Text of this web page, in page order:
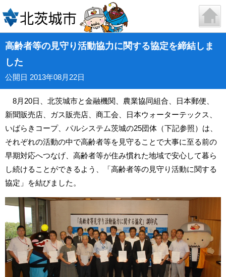
高齢者等の見守り活動協力に関する協定を締結しま
した
公開日 2013年08月22日
8月20日、北茨城市と金融機関、農業協同組合、日本郵便、
新聞販売店、ガス販売店、商工会、日本ウォーターテックス、
いばらきコープ、パルシステム茨城の25団体（下記参照）は、
それぞれの活動の中で高齢者等を見守ることで大事に至る前の
早期対応へつなげ、高齢者等が住み慣れた地域で安心して暮ら
し続けることができるよう、「高齢者等の見守り活動に関する
協定」を結びました。